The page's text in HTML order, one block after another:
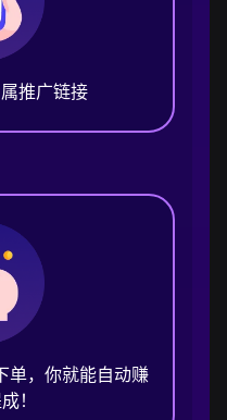
推广链接
单，你就能自动赚
！